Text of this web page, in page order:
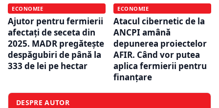
ECONOMIE
Ajutor pentru fermierii
afectați de seceta din
2025. MADR pregătește
despăgubiri de până la
333 de lei pe hectar
ECONOMIE
Atacul cibernetic de la
ANCPI amână
depunerea proiectelor
AFIR. Când vor putea
aplica fermierii pentru
finanțare
DESPRE AUTOR